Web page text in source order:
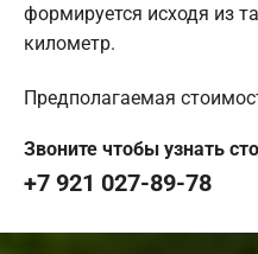
формируется исходя из
километр.
Предполагаемая
Звоните чтобы узнать
+7 921 027-89-78